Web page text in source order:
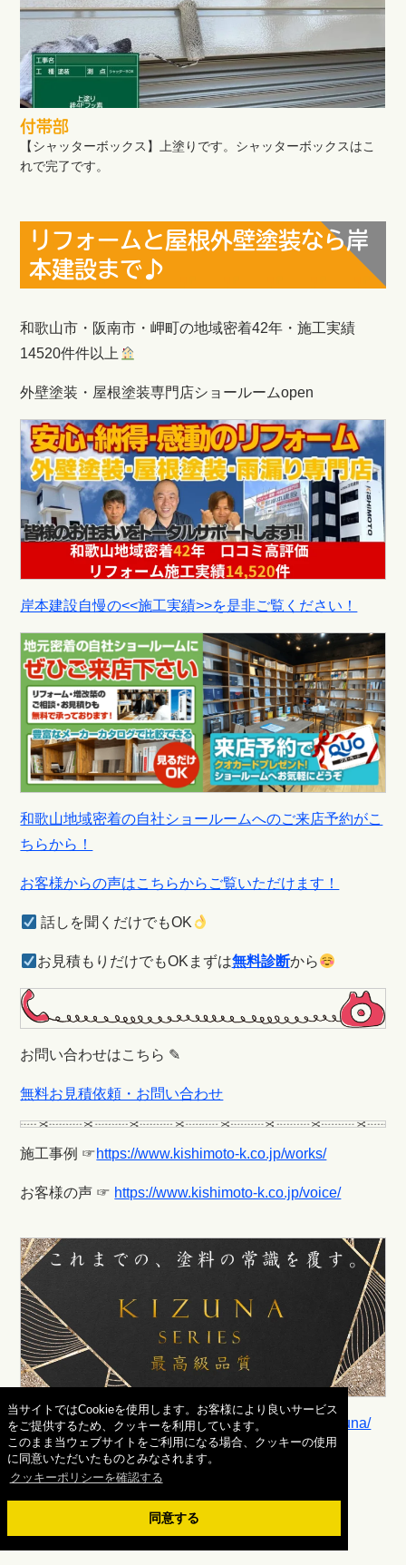
当サイトではCookieを使用します。お客様により良いサービス
をご提供するため、クッキーを利用しています。
このまま当ウェブサイトをご利用になる場合、クッキーの使用
に同意いただいたものとみなされます。
クッキーポリシーを確認する
同意する
付帯部
【シャッターボックス】上塗りです。シャッターボックスはこ
れで完了です。
リフォームと屋根外壁塗装なら岸
本建設まで♪
和歌山市・阪南市・岬町の地域密着42年・施工実績
14520件件以上
外壁塗装・屋根塗装専門店ショールームopen
岸本建設自慢の<<施工実績>>を是非ご覧ください！
和歌山地域密着の自社ショールームへのご来店予約がこ
ちらから！
お客様からの声はこちらからご覧いただけます！
話しを聞くだけでもOK
お見積もりだけでもOKまずは無料診断から
お問い合わせはこちら ✎
無料お見積依頼・お問い合わせ
施工事例 ☞https://www.kishimoto-k.co.jp/works/
お客様の声 ☞ https://www.kishimoto-k.co.jp/voice/
詳しくはコチラ☞ https://www.kishimoto-k.co.jp/kizuna/